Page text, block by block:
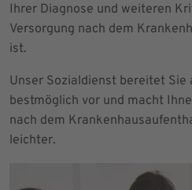
Ihrer Diagnose und weiteren
Versorgung nach dem
ist.
Unser Sozialdienst bereitet Sie
bestmöglich vor und macht
nach dem
leichter.